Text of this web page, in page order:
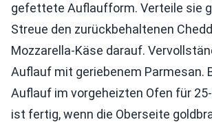
gefettete Auflaufform. Verteile sie
Streue den zurückbehaltenen
Mozzarella-Käse darauf.
Auflauf mit geriebenem Parmesan.
Auflauf im vorgeheizten Ofen für
ist fertig, wenn die Oberseite